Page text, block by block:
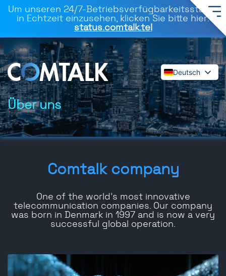
Um unseren 24/7-Betriebsverfügbarkeitsstatus
in Echtzeit einzusehen, klicken Sie bitte hier:
status.comtalk.tel
Deutsch
English
Español
Français
Dansk
Română
Über uns
Comtalk company
One of the world’s most innovative
telecommunication companies. Our company
was born in Denmark in 1997 and is now a very
successful global operation.